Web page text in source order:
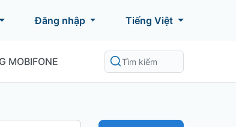
Đăng nhập Tiếng Việt
MOBIFONE